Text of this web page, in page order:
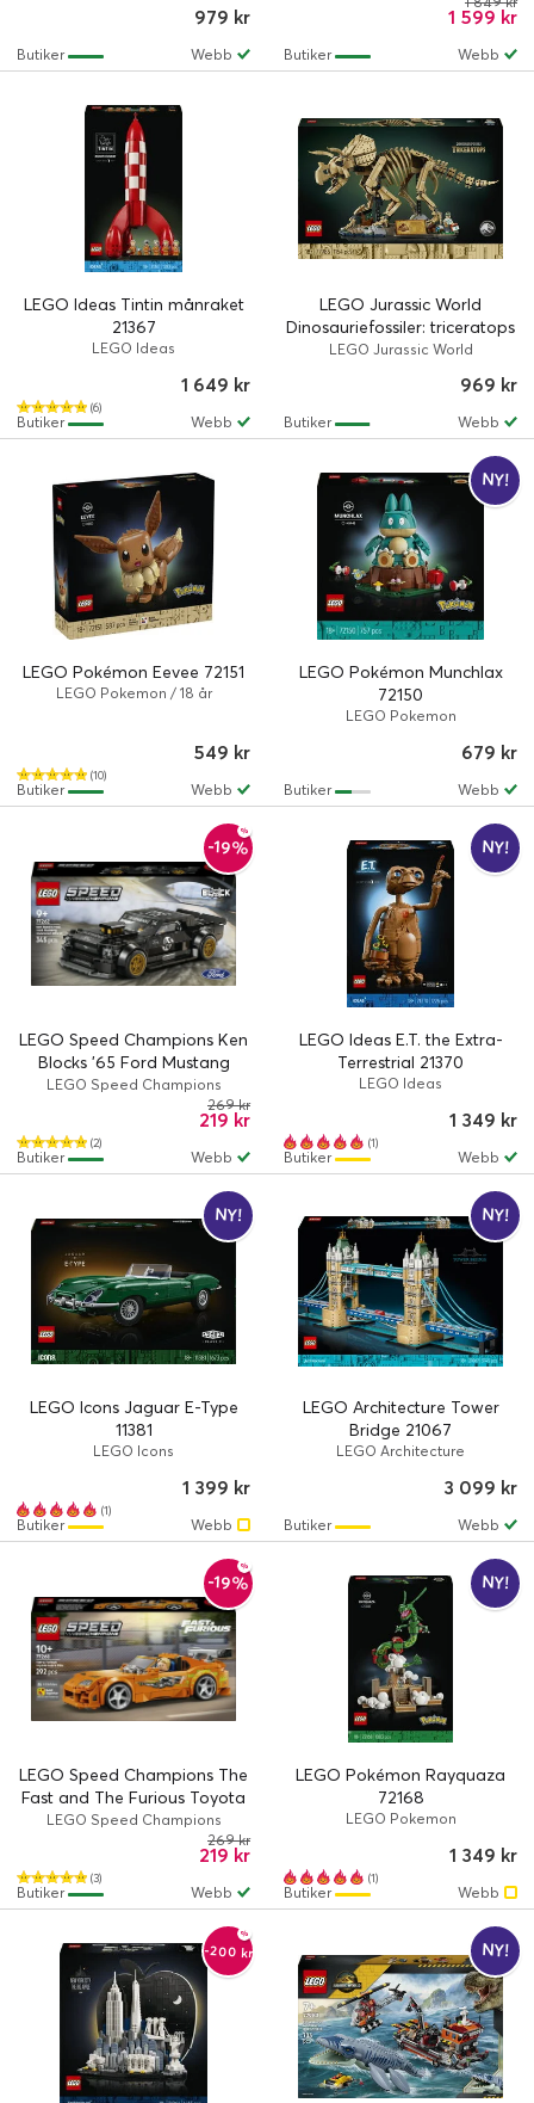
979 kr
Webb
Butiker
1 599 kr
Webb
Butiker
LEGO Ideas Tintin månraket
21367
LEGO Ideas
(6)
1 649 kr
Webb
Butiker
LEGO Jurassic World
Dinosauriefossiler: triceratops
77985
LEGO Jurassic World
969 kr
Webb
Butiker
LEGO Pokémon Eevee 72151
LEGO Pokemon / 18 år
(10)
549 kr
Webb
Butiker
NY!
LEGO Pokémon Munchlax
72150
LEGO Pokemon
679 kr
Webb
Butiker
-19%
LEGO Speed Champions Ken
Blocks '65 Ford Mustang
Hoonicorn V1 77262
LEGO Speed Champions
(2)
219 kr
269 kr
Webb
Butiker
NY!
LEGO Ideas E.T. the Extra-
Terrestrial 21370
LEGO Ideas
(1)
1 349 kr
Webb
Butiker
NY!
LEGO Icons Jaguar E-Type
11381
LEGO Icons
(1)
1 399 kr
Webb
Butiker
NY!
LEGO Architecture Tower
Bridge 21067
LEGO Architecture
3 099 kr
Webb
Butiker
-19%
LEGO Speed Champions The
Fast and The Furious Toyota
Supra MK4 77260
LEGO Speed Champions
(3)
219 kr
269 kr
Webb
Butiker
NY!
LEGO Pokémon Rayquaza
72168
LEGO Pokemon
(1)
1 349 kr
Webb
Butiker
-200 kr NY!